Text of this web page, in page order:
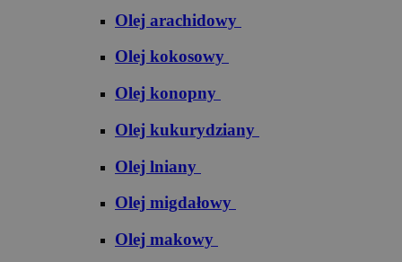
Olej arachidowy
Olej kokosowy
Olej konopny
Olej kukurydziany
Olej lniany
Olej migdałowy
Olej makowy